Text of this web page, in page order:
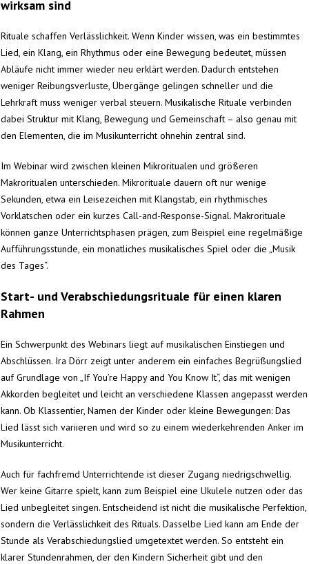
wirksam sind
Rituale schaffen Verlässlichkeit. Wenn Kinder wissen, was ein bestimmtes
Lied, ein Klang, ein Rhythmus oder eine Bewegung bedeutet, müssen
Abläufe nicht immer wieder neu erklärt werden. Dadurch entstehen
weniger Reibungsverluste, Übergänge gelingen schneller und die
Lehrkraft muss weniger verbal steuern. Musikalische Rituale verbinden
dabei Struktur mit Klang, Bewegung und Gemeinschaft – also genau mit
den Elementen, die im Musikunterricht ohnehin zentral sind.
Im Webinar wird zwischen kleinen Mikroritualen und größeren
Makroritualen unterschieden. Mikrorituale dauern oft nur wenige
Sekunden, etwa ein Leisezeichen mit Klangstab, ein rhythmisches
Vorklatschen oder ein kurzes Call-and-Response-Signal. Makrorituale
können ganze Unterrichtsphasen prägen, zum Beispiel eine regelmäßige
Aufführungsstunde, ein monatliches musikalisches Spiel oder die „Musik
des Tages“.
Start- und Verabschiedungsrituale für einen klaren
Rahmen
Ein Schwerpunkt des Webinars liegt auf musikalischen Einstiegen und
Abschlüssen. Ira Dörr zeigt unter anderem ein einfaches Begrüßungslied
auf Grundlage von „If You’re Happy and You Know It“, das mit wenigen
Akkorden begleitet und leicht an verschiedene Klassen angepasst werden
kann. Ob Klassentier, Namen der Kinder oder kleine Bewegungen: Das
Lied lässt sich variieren und wird so zu einem wiederkehrenden Anker im
Musikunterricht.
Auch für fachfremd Unterrichtende ist dieser Zugang niedrigschwellig.
Wer keine Gitarre spielt, kann zum Beispiel eine Ukulele nutzen oder das
Lied unbegleitet singen. Entscheidend ist nicht die musikalische Perfektion,
sondern die Verlässlichkeit des Rituals. Dasselbe Lied kann am Ende der
Stunde als Verabschiedungslied umgetextet werden. So entsteht ein
klarer Stundenrahmen, der den Kindern Sicherheit gibt und den